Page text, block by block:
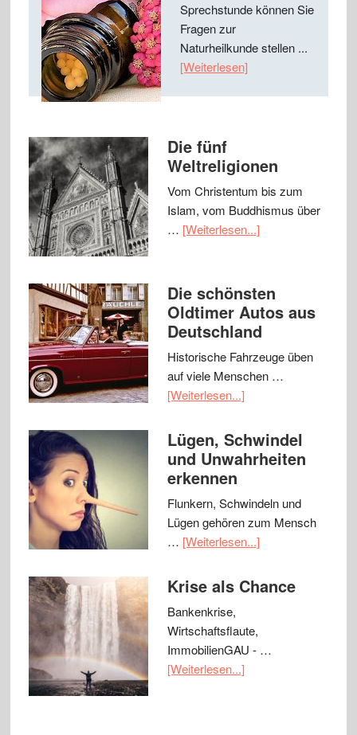
Sprechstunde können Sie
Fragen zur
Naturheilkunde stellen ...
[Weiterlesen]
Die fünf
Weltreligionen
Vom Christentum bis zum
Islam, vom Buddhismus über
… [Weiterlesen...]
Die schönsten
Oldtimer Autos aus
Deutschland
Historische Fahrzeuge üben
auf viele Menschen …
[Weiterlesen...]
Lügen, Schwindel
und Unwahrheiten
erkennen
Flunkern, Schwindeln und
Lügen gehören zum Mensch
… [Weiterlesen...]
Krise als Chance
Bankenkrise,
Wirtschaftsflaute,
ImmobilienGAU - …
[Weiterlesen...]